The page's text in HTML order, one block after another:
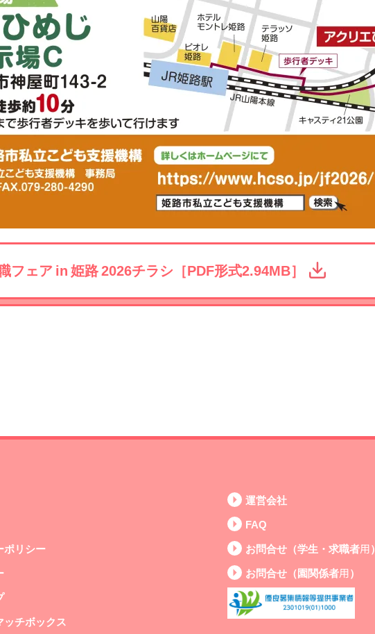
フェア in 姫路 2026チラシ［PDF形式2.94MB］
ポリシー
チボックス
運営会社
FAQ
お問合せ（学生・求職者用）
お問合せ（園関係者用）